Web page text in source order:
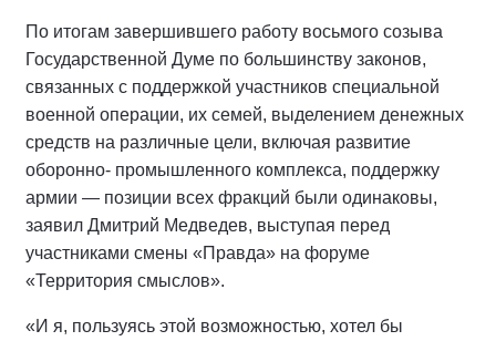
По итогам завершившего работу восьмого созыва
Государственной Думе по большинству законов,
связанных с поддержкой участников специальной
военной операции, их семей, выделением денежных
средств на различные цели, включая развитие
оборонно- промышленного комплекса, поддержку
армии — позиции всех фракций были одинаковы,
заявил Дмитрий Медведев, выступая перед
участниками смены «Правда» на форуме
«Территория смыслов».
«И я, пользуясь этой возможностью, хотел бы